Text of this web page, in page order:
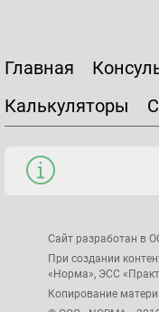
Главная
Калькуляторы
Сайт разработан в
При создании
«Норма», ЭСС
Копирование